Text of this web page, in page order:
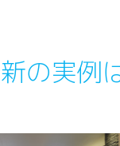
の実例